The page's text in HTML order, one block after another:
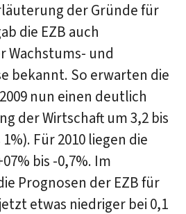
der Gründe für
die EZB auch
Wachstums- und
bekannt. So erwarten die
nun einen deutlich
der Wirtschaft um 3,2 bis
Für 2010 liegen die
bis -0,7%. Im
Prognosen der EZB für
etwas niedriger bei 0,1